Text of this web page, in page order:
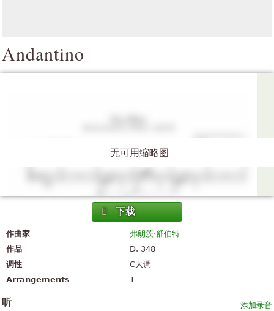
Andantino
无可用缩略图
下载
作曲家
弗朗茨·舒伯特
作品
D. 348
调性
C大调
Arrangements
1
添加录音
听